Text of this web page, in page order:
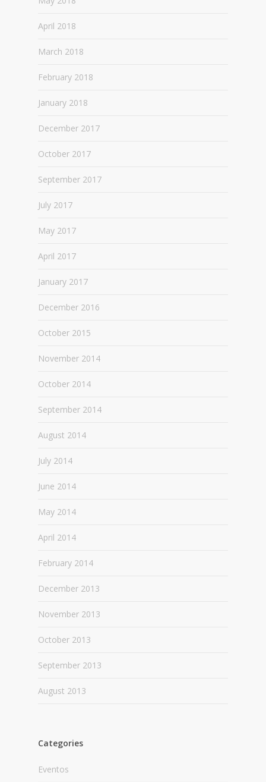
April 2018
March 2018
February 2018
January 2018
December 2017
October 2017
September 2017
July 2017
May 2017
April 2017
January 2017
December 2016
October 2015
November 2014
October 2014
September 2014
August 2014
July 2014
June 2014
May 2014
April 2014
February 2014
December 2013
November 2013
October 2013
September 2013
August 2013
Categories
Eventos